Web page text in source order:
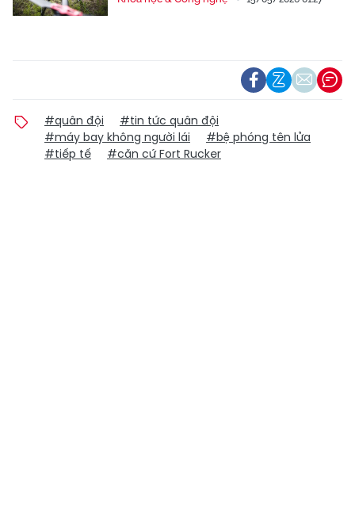
#quân đội
#tin tức quân đội
#máy bay không người lái
#bệ phóng tên lửa
#tiếp tế
#căn cứ Fort Rucker